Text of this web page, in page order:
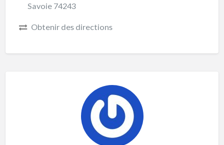
Savoie 74243
Obtenir des directions